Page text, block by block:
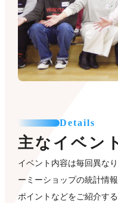
Details
主なイベン
イベント内容は毎回異な
ーミーショップの統計情
ポイントなどをご紹介す